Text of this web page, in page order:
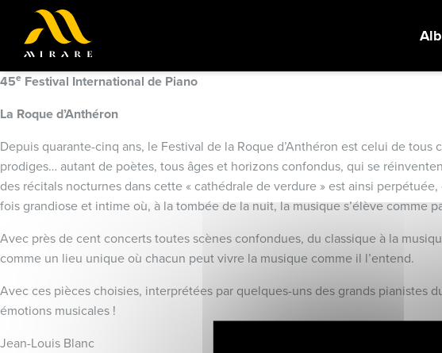
45e Festival International de Piano
La Roque d’Anthéron
Depuis quarante-cinq ans, le Festival de la Roque d’Anthéron est celui de
prodiges… autant de poètes, tous âges et horizons confondus, qui se
des récitals nocturnes dans cette « cathédrale de verdure » est ainsi
fois grandiose et intime où, à la tombée de la nuit, la musique s’élève comme
Avec près de cent concerts toutes scènes confondues, du classique à la
comme un lieu unique où chacun peut vivre la musique comme il l’entend.
Avec ces pièces choisies, interprétées par quelques-uns des grands pianistes
émotions musicales !
Jean-Louis Blanc René